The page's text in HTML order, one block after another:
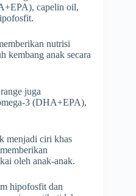
capelin oil,
nutrisi
kembang anak secara
juga
3 (DHA+EPA),
menjadi ciri khas
oleh anak-anak.
hipofosfit dan